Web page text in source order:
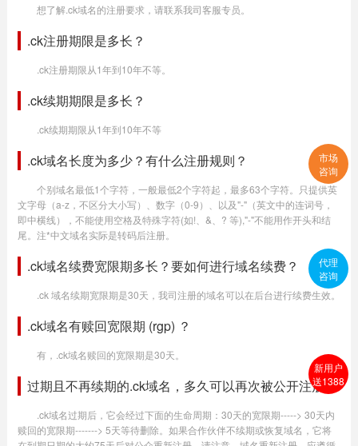
想了解.ck域名的注册要求，请联系我司客服专员。
.ck注册期限是多长？
.ck注册期限从1年到10年不等。
.ck续期期限是多长？
.ck续期期限从1年到10年不等
.ck域名长度为多少？有什么注册规则？
个别域名最低1个字符，一般最低2个字符起，最多63个字符。只提供英
文字母（a-z，不区分大小写）、数字（0-9）、以及"-"（英文中的连词号，
即中横线），不能使用空格及特殊字符(如!、&、? 等),"-"不能用作开头和结
尾。注*中文域名实际是转码后注册。
.ck域名续费宽限期多长？要如何进行域名续费？
.ck 域名续期宽限期是30天，我司注册的域名可以在后台进行续费生效。
.ck域名有赎回宽限期 (rgp) ？
有，.ck域名赎回的宽限期是30天。
过期且不再续期的.ck域名，多久可以再次被公开注册？
.ck域名过期后，它会经过下面的生命周期：30天的宽限期-----> 30天内
赎回的宽限期-------> 5天等待删除。如果合作伙伴不续期或恢复域名，它将
市场
咨询
代理
咨询
新用户
送1388